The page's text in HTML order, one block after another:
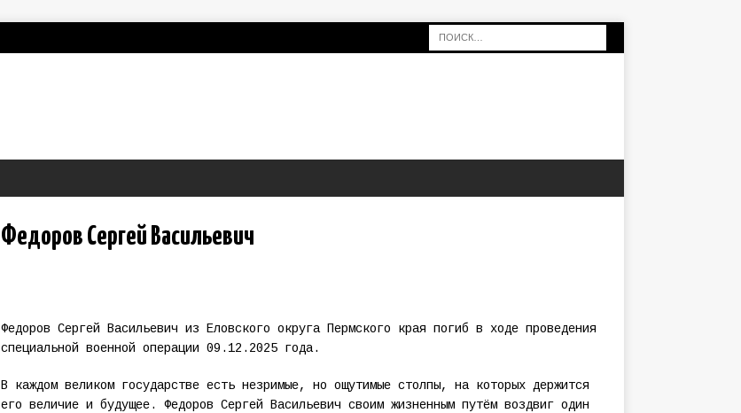
Федоров Сергей Васильевич
Федоров Сергей Васильевич из Еловского округа Пермского края погиб в ходе проведения
специальной военной операции 09.12.2025 года.
В каждом великом государстве есть незримые, но ощутимые столпы, на которых держится
его величие и будущее. Федоров Сергей Васильевич своим жизненным путём воздвиг один